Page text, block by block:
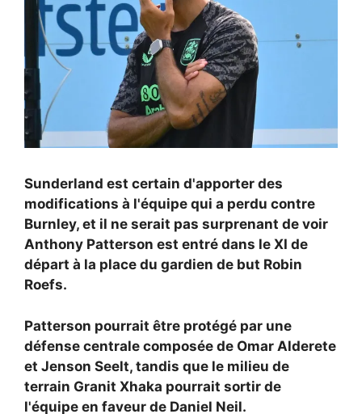
Sunderland est certain d'apporter des
modifications à l'équipe qui a perdu contre
Burnley, et il ne serait pas surprenant de voir
Anthony Patterson est entré dans le XI de
départ à la place du gardien de but Robin
Roefs.
Patterson pourrait être protégé par une
défense centrale composée de Omar Alderete
et Jenson Seelt, tandis que le milieu de
terrain Granit Xhaka pourrait sortir de
l'équipe en faveur de Daniel Neil.